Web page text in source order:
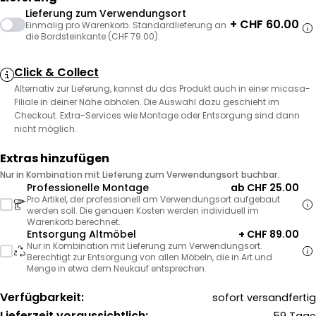
Lieferung zum Verwendungsort
Einmalig pro Warenkorb. Standardlieferung an
die Bordsteinkante (CHF 79.00).
+ CHF 60.00
Click & Collect
Alternativ zur Lieferung, kannst du das Produkt auch in einer micasa-
Filiale in deiner Nähe abholen. Die Auswahl dazu geschieht im
Checkout. Extra-Services wie Montage oder Entsorgung sind dann
nicht möglich.
Extras hinzufügen
Nur in Kombination mit Lieferung zum Verwendungsort buchbar.
Professionelle Montage ab CHF 25.00
Pro Artikel, der professionell am Verwendungsort aufgebaut
werden soll. Die genauen Kosten werden individuell im
Warenkorb berechnet.
Entsorgung Altmöbel + CHF 89.00
Nur in Kombination mit Lieferung zum Verwendungsort.
Berechtigt zur Entsorgung von allen Möbeln, die in Art und
Menge in etwa dem Neukauf entsprechen.
Verfügbarkeit: sofort versandfertig